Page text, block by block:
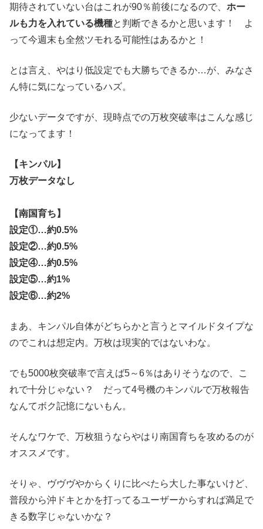
期待されていない台はこれが90％前後になるので、 ホー
ルも力を入れている機種と判断できるかと思います！ よ
って今週末も全然ツモれる可能性はあるかと！
とは言え、やはり低設定でも大勝ちできるか…が、みなさ
ん特に気になっているハズ。
少ないデータですが、現時点での万枚突破率はこんな感じ
になってます！
【キンパル】
万枚データなし
【南国育ち】
設定①…約0.5%
設定②…約0.5%
設定④…約0.5%
設定⑤…約1%
設定⑥…約2%
まあ、キンパル自体がどちらかと言うとマイルドタイプな
のでこれは想定内。万枚は現実的ではないわな。
でも5000枚突破率で言えば5～6％はありそうなので、こ
れで十分じゃない？ だって4号機のキンパルで万枚報告
なんてボク記憶にないもん。
そんなワケで、万枚狙うならやはり南国育ちを攻めるのが
オススメです。
そりゃ、ヴヴヴやからくりに比べたら大した事ないけど、
普段から沖ドキとかを打ってるユーザーからすれば満足で
きる数字じゃないかな？